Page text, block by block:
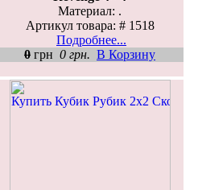
Материал: .
Артикул товара: # 1518
Подробнее...
0 грн 0 грн. В Корзину